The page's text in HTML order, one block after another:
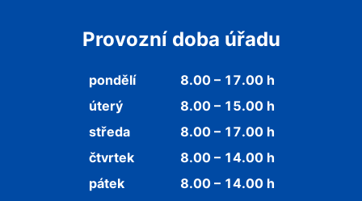
Provozní doba úřadu
pondělí
8.00 – 17.00 h
úterý
8.00 – 15.00 h
středa
8.00 – 17.00 h
čtvrtek
8.00 – 14.00 h
pátek
8.00 – 14.00 h